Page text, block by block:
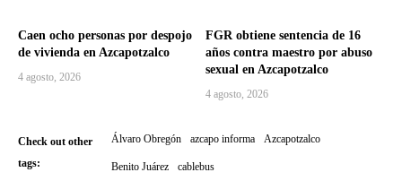
Caen ocho personas por despojo
de vivienda en Azcapotzalco
4 agosto, 2026
FGR obtiene sentencia de 16
años contra maestro por abuso
sexual en Azcapotzalco
4 agosto, 2026
Check out other
tags:
Álvaro Obregón azcapo informa Azcapotzalco
Benito Juárez cablebus